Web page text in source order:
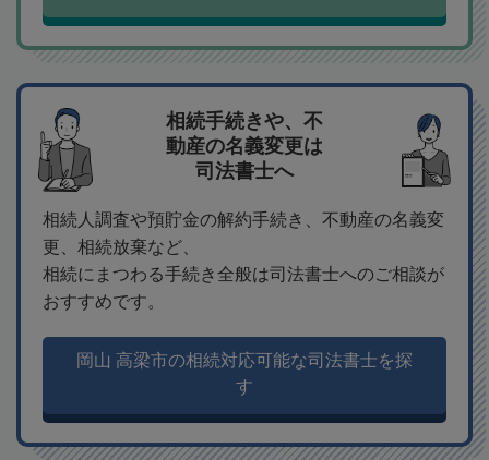
相続手続きや、不
動産の名義変更は
司法書士へ
相続人調査や預貯金の解約手続き、不動産の名義変
更、相続放棄など、
相続にまつわる手続き全般は司法書士へのご相談が
おすすめです。
岡山 高梁市の相続対応可能な司法書士を探
す